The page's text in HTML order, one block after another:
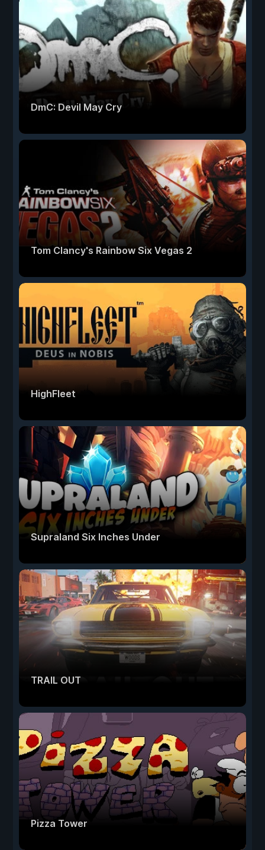
DmC: Devil May Cry
Tom Clancy's Rainbow Six Vegas 2
HighFleet
Supraland Six Inches Under
TRAIL OUT
Pizza Tower